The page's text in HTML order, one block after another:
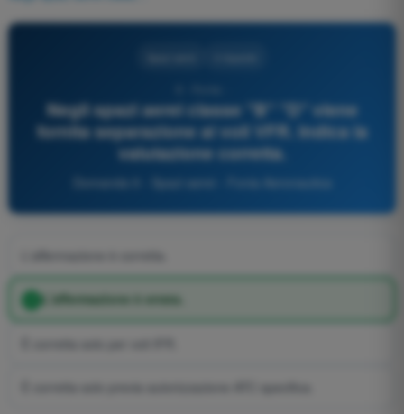
Negli spazi aerei classe "B" "D" viene
fornita separazione ai voli VFR. Indica la
valutazione corretta.
L'affermazione è errata.